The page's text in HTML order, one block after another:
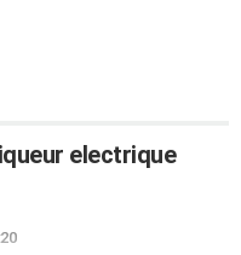
electrique